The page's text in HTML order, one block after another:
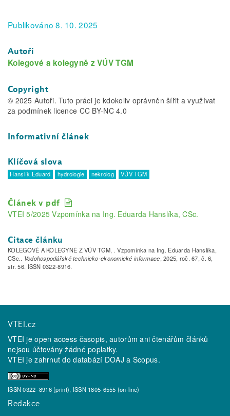
Publikováno 8. 10. 2025
Autoři
Kolegové a kolegyně z VÚV TGM
Copyright
© 2025 Autoři. Tuto práci je kdokoliv oprávněn šířit a využívat
za podmínek licence CC BY-NC 4.0
Informativní článek
Klíčová slova
Hanslík Eduard hydrologie nekrolog VÚV TGM
Článek v pdf
VTEI 5/2025 Vzpomínka na Ing. Eduarda Hanslíka, CSc.
Citace článku
KOLEGOVÉ A KOLEGYNĚ Z VÚV TGM, . Vzpomínka na Ing. Eduarda Hanslíka,
CSc.. Vodohospodářské technicko-ekonomické informace, 2025, roč. 67, č. 6,
str. 56. ISSN 0322-8916.
VTEI.cz
VTEI je open access časopis, autorům ani čtenářům článků
nejsou účtovány žádné poplatky.
VTEI je zahrnut do databází DOAJ a Scopus.
ISSN 0322–8916 (print), ISSN 1805-6555 (on-line)
Redakce